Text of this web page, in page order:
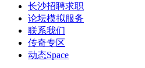
长沙招聘求职
论坛模拟服务
联系我们
传奇专区
动态Space